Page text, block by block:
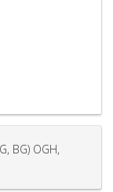
BG) OGH,